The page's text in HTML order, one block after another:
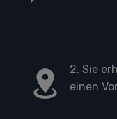
2. Sie
einen